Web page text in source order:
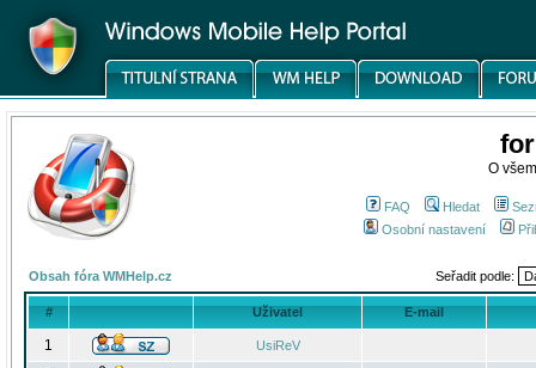
O
FAQ Hledat
Osobní nastavení
Obsah fóra WMHelp.cz Seřadit podle:
# Uživatel E-mail
1 UsiReV